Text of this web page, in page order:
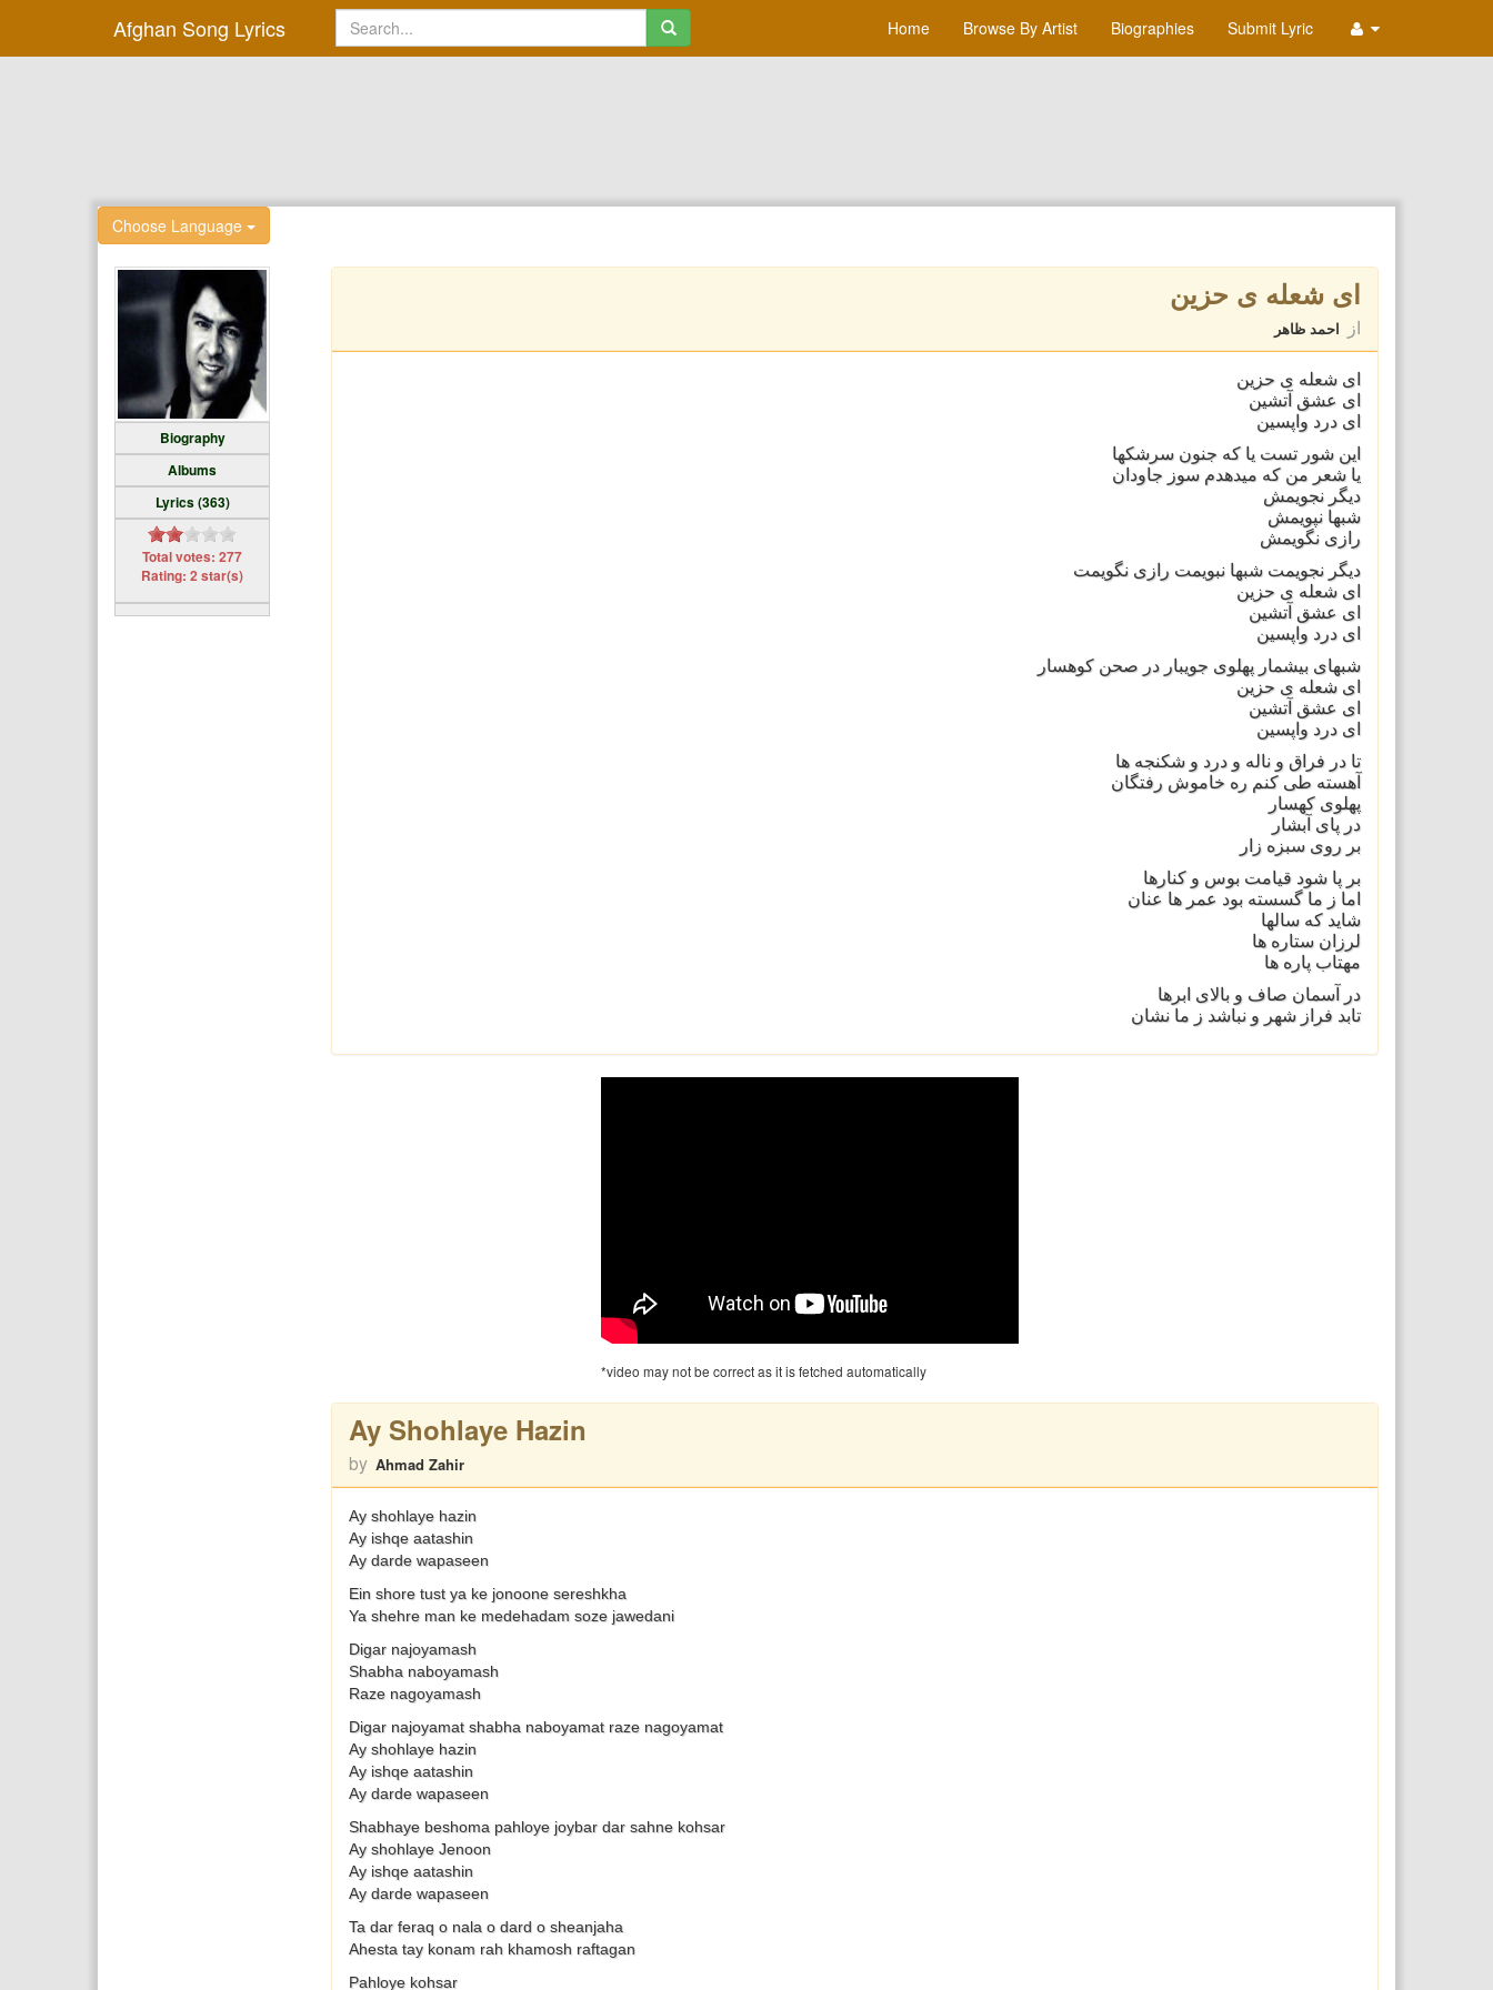
Afghan Song Lyrics Home Browse By Artist Biographies Submit Lyric
Choose Language
Biography
Albums
Lyrics (363)
Total votes: 277
Rating: 2 star(s)
ای شعله ی حزين
از احمد ظاهر
ای شعله ی حزين
ای عشق آتشين
ای درد واپسين
اين شور تست يا که جنون سرشکها
يا شعر من که ميدهدم سوز جاودان
ديگر نجويمش
شبها نپویمش
رازی نگويمش
دیگر نجویمت شبها نبویمت رازی نگویمت
ای شعله ی حزين
ای عشق آتشين
ای درد واپسين
شبهای بیشمار پهلوی جویبار در صحن کوهسار
ای شعله ی حزين
ای عشق آتشين
ای درد واپسين
تا در فراق و ناله و درد و شکنجه ها
آهسته طی کنم ره خاموش رفتگان
پهلوی کهسار
در پای آبشار
بر روی سبزه زار
بر پا شود قيامت بوس و کنارها
اما ز ما گسسته بود عمر ها عنان
شايد که سالها
لرزان ستاره ها
مهتاب پاره ها
در آسمان صاف و بالای ابرها
تابد فراز شهر و نباشد ز ما نشان
*video may not be correct as it is fetched automatically
Ay Shohlaye Hazin
by Ahmad Zahir
Ay shohlaye hazin
Ay ishqe aatashin
Ay darde wapaseen
Ein shore tust ya ke jonoone sereshkha
Ya shehre man ke medehadam soze jawedani
Digar najoyamash
Shabha naboyamash
Raze nagoyamash
Digar najoyamat shabha naboyamat raze nagoyamat
Ay shohlaye hazin
Ay ishqe aatashin
Ay darde wapaseen
Shabhaye beshoma pahloye joybar dar sahne kohsar
Ay shohlaye Jenoon
Ay ishqe aatashin
Ay darde wapaseen
Ta dar feraq o nala o dard o sheanjaha
Ahesta tay konam rah khamosh raftagan
Pahloye kohsar